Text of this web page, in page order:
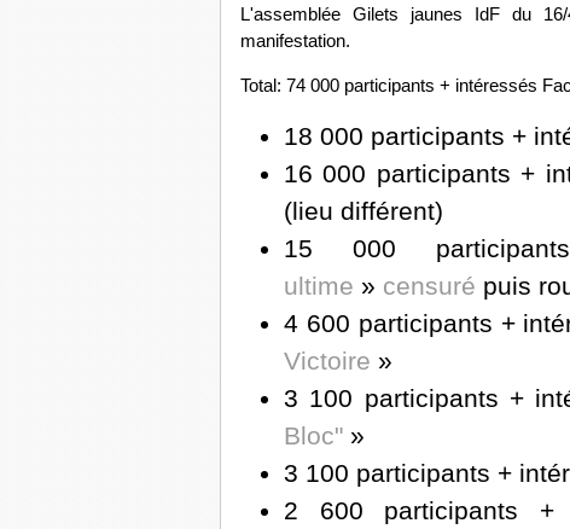
L'assemblée Gilets jaunes IdF du
manifestation.
Total: 74 000 participants + intéressés
18 000 participants +
16 000 participants +
(lieu différent)
15 000
ultime » censuré puis
4 600 participants +
Victoire »
3 100 participants +
Bloc" »
3 100 participants +
2 600 participants